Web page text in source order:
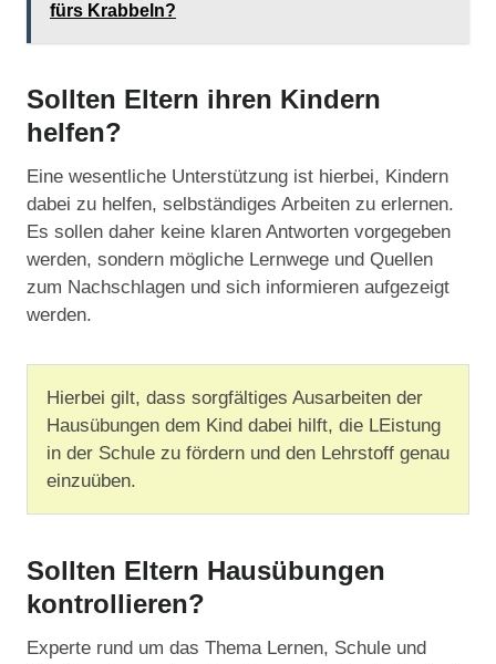
fürs Krabbeln?
Sollten Eltern ihren Kindern
helfen?
Eine wesentliche Unterstützung ist hierbei, Kindern
dabei zu helfen, selbständiges Arbeiten zu erlernen.
Es sollen daher keine klaren Antworten vorgegeben
werden, sondern mögliche Lernwege und Quellen
zum Nachschlagen und sich informieren aufgezeigt
werden.
Hierbei gilt, dass sorgfältiges Ausarbeiten der
Hausübungen dem Kind dabei hilft, die LEistung
in der Schule zu fördern und den Lehrstoff genau
einzuüben.
Sollten Eltern Hausübungen
kontrollieren?
Experte rund um das Thema Lernen, Schule und